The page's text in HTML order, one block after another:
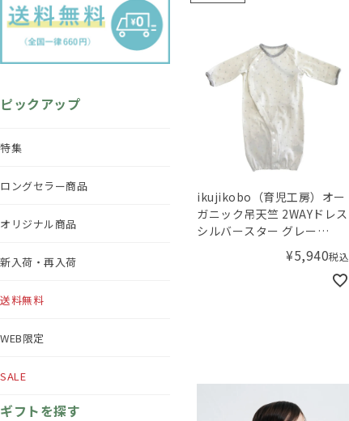
ピックアップ
特集
ロングセラー商品
オリジナル商品
新入荷・再入荷
送料無料
WEB限定
SALE
ギフトを探す
ikujikobo（育児工房）オー
ガニック吊天竺 2WAYドレス
シルバースター グレー
¥5,940税込